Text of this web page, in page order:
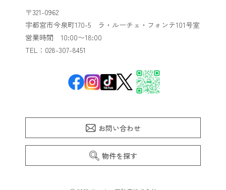
〒321-0962
宇都宮市今泉町170-5 ラ・ルーチェ・フォンテ101号室
​​​​​​​営業時間 10:00〜18:00
TEL：028-307-8451
お問い合わせ
物件を探す